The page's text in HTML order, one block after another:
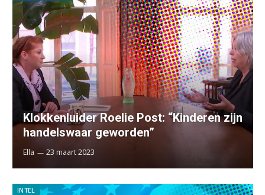
Klokkenluider Roelie Post: “Kinderen zijn
handelswaar geworden”
Ella 23 maart 2023
INTEL